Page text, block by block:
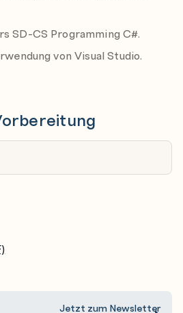
SD-CS Programming C#.
von Visual Studio.
Jetzt zum Newsletter